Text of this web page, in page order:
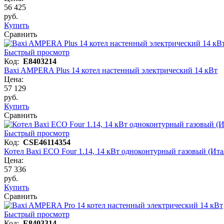
56 425
руб.
Купить
Сравнить
Быстрый просмотр
Код: E8403214
Baxi AMPERA Plus 14 котел настенный электрический 14 кВт
Цена:
57 129
руб.
Купить
Сравнить
Быстрый просмотр
Код: CSE46114354
Котел Baxi ECO Four 1.14, 14 кВт одноконтурный газовый
Цена:
57 336
руб.
Купить
Сравнить
Быстрый просмотр